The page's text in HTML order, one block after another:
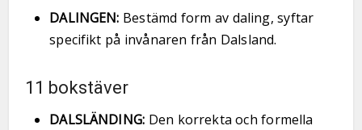
DALINGEN: Bestämd form av daling, syftar
specifikt på invånaren från Dalsland.
11 bokstäver
DALSLÄNDING: Den korrekta och formella